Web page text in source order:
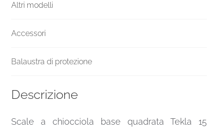
Altri modelli
Accessori
Balaustra di protezione
Descrizione
Scale a chiocciola base quadrata Tekla 15